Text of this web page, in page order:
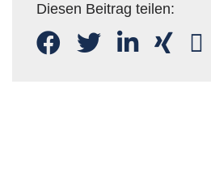
Diesen Beitrag teilen: